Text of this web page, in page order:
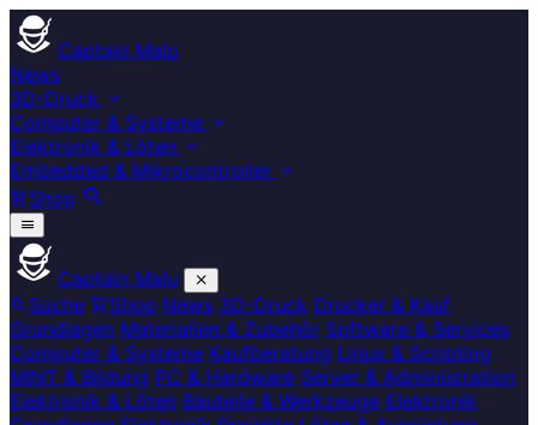
Captain Malu
News
3D-Druck
Computer & Systeme
Elektronik & Löten
Embedded & Mikrocontroller
Shop
Captain Malu
Suche
Shop News 3D-Druck Drucker & Kauf
Grundlagen Materialien & Zubehör Software & Services
Computer & Systeme Kaufberatung Linux & Scripting
MINT & Bildung PC & Hardware Server & Administration
Elektronik & Löten Bauteile & Werkzeuge Elektronik